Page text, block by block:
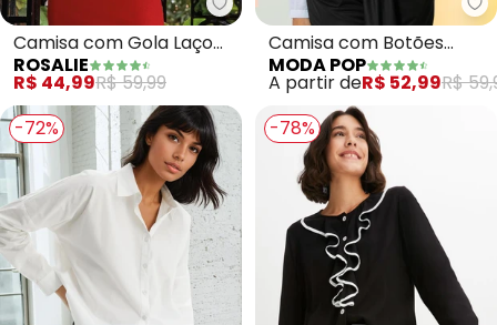
Camisa com Gola Laço
(Off White)
ROSALIE
R$ 44,99R$ 59,99
Camisa com Botões
(Branca)
MODA POP
A partir deR$ 52,99R$
-72%
-78%